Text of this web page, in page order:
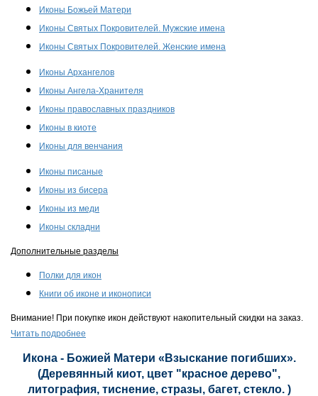
Иконы Божьей Матери
Иконы Святых Покровителей. Мужские имена
Иконы Святых Покровителей. Женские имена
Иконы Архангелов
Иконы Ангела-Хранителя
Иконы православных праздников
Иконы в киоте
Иконы для венчания
Иконы писаные
Иконы из бисера
Иконы из меди
Иконы складни
Дополнительные разделы
Полки для икон
Книги об иконе и иконописи
Внимание! При покупке икон действуют накопительный скидки на заказ.
Читать подробнее
Икона - Божией Матери «Взыскание погибших».
(Деревянный киот, цвет "красное дерево",
литография, тиснение, стразы, багет, стекло. )